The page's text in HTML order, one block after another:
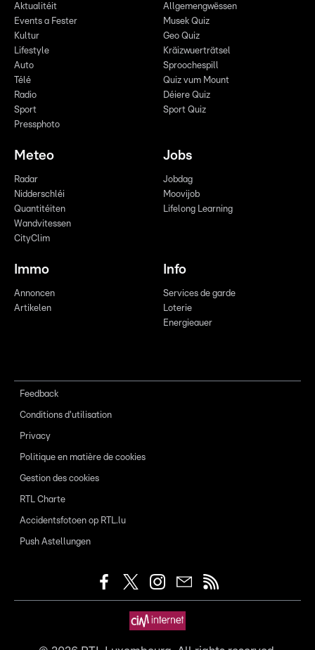
Aktualitéit
Events a Fester
Kultur
Lifestyle
Auto
Télé
Radio
Sport
Pressphoto
Allgemengwëssen
Musek Quiz
Geo Quiz
Kräizwuerträtsel
Sproochespill
Quiz vum Mount
Déiere Quiz
Sport Quiz
Meteo
Radar
Nidderschléi
Quantitéiten
Wandvitessen
CityClim
Jobs
Jobdag
Moovijob
Lifelong Learning
Immo
Annoncen
Artikelen
Info
Services de garde
Loterie
Energieauer
Feedback
Conditions d'utilisation
Privacy
Politique en matière de cookies
Gestion des cookies
RTL Charte
Accidentsfotoen op RTL.lu
Push Astellungen